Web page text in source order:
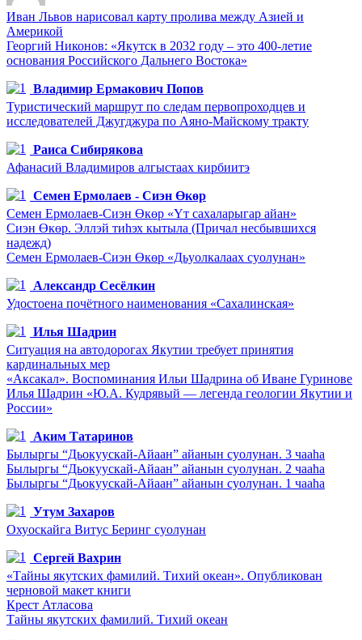
Иван Львов нарисовал карту пролива между Азией и
Америкой
Георгий Никонов: «Якутск в 2032 году – это 400-летие
основания Российского Дальнего Востока»
Владимир Ермакович Попов
Туристический маршрут по следам первопроходцев и
исследователей Джугджура по Аяно-Майскому тракту
Раиса Сибирякова
Афанасий Владимиров алгыстаах кирбиитэ
Семен Ермолаев - Сиэн Өкөр
Семен Ермолаев-Сиэн Өкөр «Үт сахаларыгар айан»
Сиэн Өкөр. Эллэй тиһэх кытыла (Причал несбывшихся
надежд)
Семен Ермолаев-Сиэн Өкөр «Дьуолкалаах суолунан»
Александр Сесёлкин
Удостоена почётного наименования «Сахалинская»
Илья Шадрин
Ситуация на автодорогах Якутии требует принятия
кардинальных мер
«Аксакал». Воспоминания Ильи Шадрина об Иване Гуринове
Илья Шадрин «Ю.А. Кудрявый — легенда геологии Якутии и
России»
Аким Татаринов
Былыргы “Дьокуускай-Айаан” айанын суолунан. 3 чааһа
Былыргы “Дьокуускай-Айаан” айанын суолунан. 2 чааһа
Былыргы “Дьокуускай-Айаан” айанын суолунан. 1 чааһа
Утум Захаров
Охуоскайга Витус Беринг суолунан
Сергей Вахрин
«Тайны якутских фамилий. Тихий океан». Опубликован
черновой макет книги
Крест Атласова
Тайны якутских фамилий. Тихий океан